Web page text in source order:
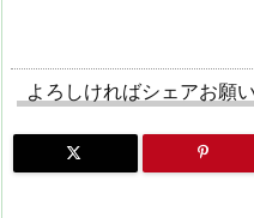
よろしければシェアお願